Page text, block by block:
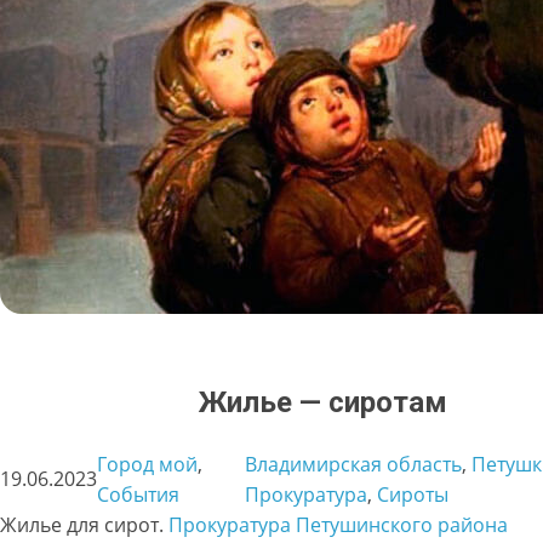
Жилье — сиротам
19.06.2023
Город мой
События
Владимирская область,
Прокуратура, Сироты
Жилье для сирот. Прокуратура Петушинского района